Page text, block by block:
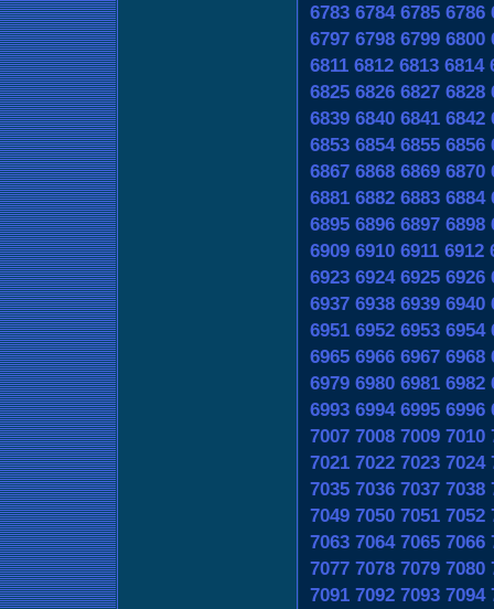
6783 6784 6785 6786
6797 6798 6799 6800
6811 6812 6813 6814
6825 6826 6827 6828
6839 6840 6841 6842
6853 6854 6855 6856
6867 6868 6869 6870
6881 6882 6883 6884
6895 6896 6897 6898
6909 6910 6911 6912
6923 6924 6925 6926
6937 6938 6939 6940
6951 6952 6953 6954
6965 6966 6967 6968
6979 6980 6981 6982
6993 6994 6995 6996
7007 7008 7009 7010
7021 7022 7023 7024
7035 7036 7037 7038
7049 7050 7051 7052
7063 7064 7065 7066
7077 7078 7079 7080
7091 7092 7093 7094